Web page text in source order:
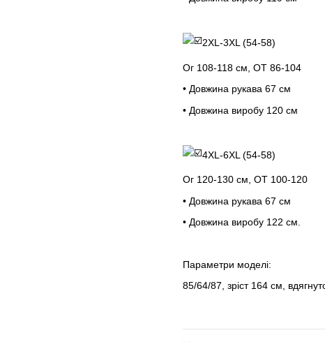
2XL-3XL (54-58)
Ог 108-118 см, ОТ 86-104
• Довжина рукава 67 см
• Довжина виробу 120 см
4XL-6XL (54-58)
Ог 120-130 см, ОТ 100-120
• Довжина рукава 67 см
• Довжина виробу 122 см.
Параметри моделі:
85/64/87, зріст 164 см,